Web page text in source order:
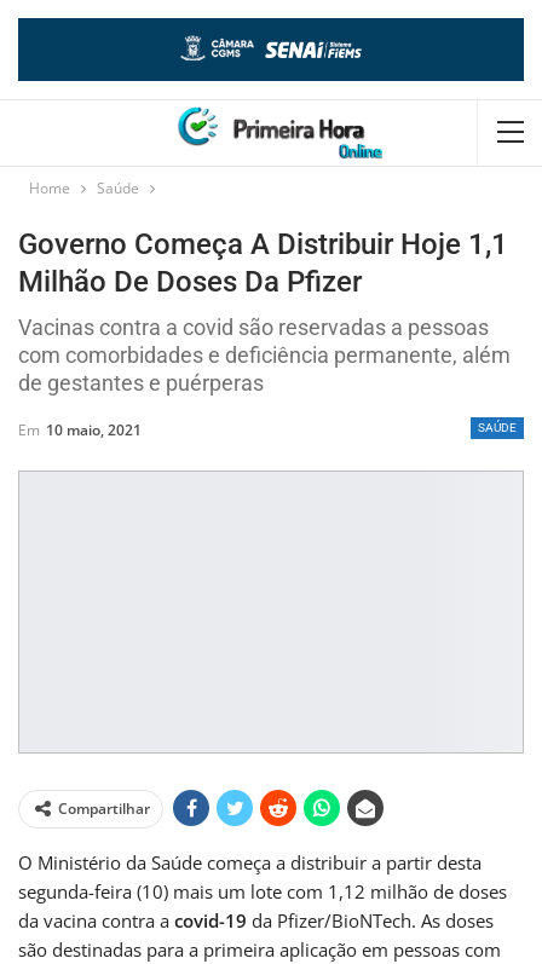
Home Saúde
Governo Começa A Distribuir Hoje 1,1
Milhão De Doses Da Pfizer
Vacinas contra a covid são reservadas a pessoas
com comorbidades e deficiência permanente, além
de gestantes e puérperas
SAÚDE
Em 10 maio, 2021
Compartilhar
O Ministério da Saúde começa a distribuir a partir desta
segunda-feira (10) mais um lote com 1,12 milhão de doses
da vacina contra a covid-19 da Pfizer/BioNTech. As doses
são destinadas para a primeira aplicação em pessoas com